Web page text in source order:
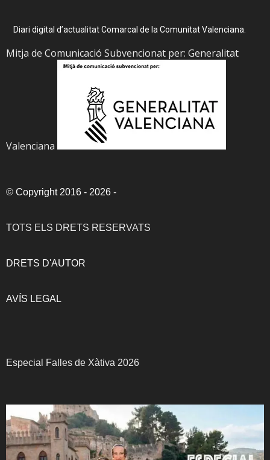
Diari digital d’actualitat Comarcal de la Comunitat Valenciana.
Mitja de Comunicació Subvencionat per: Generalitat
Valenciana
© Copyright 2016 - 2026 -
TOTS ELS DRETS RESERVATS
DRETS D'AUTOR
AVÍS LEGAL
Especial Falles de Xàtiva 2026